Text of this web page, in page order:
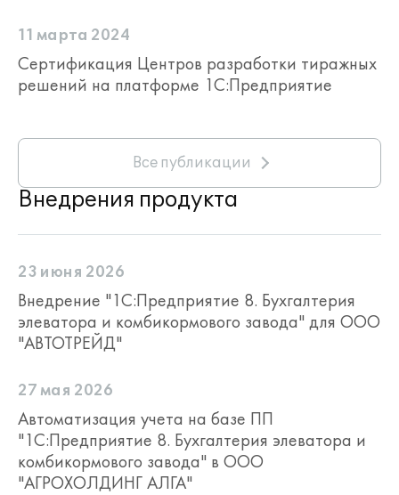
11 марта 2024
Сертификация Центров разработки тиражных
решений на платформе 1С:Предприятие
Все публикации
Внедрения продукта
23 июня 2026
Внедрение "1С:Предприятие 8. Бухгалтерия
элеватора и комбикормового завода" для ООО
"АВТОТРЕЙД"
27 мая 2026
Автоматизация учета на базе ПП
"1С:Предприятие 8. Бухгалтерия элеватора и
комбикормового завода" в ООО
"АГРОХОЛДИНГ АЛГА"